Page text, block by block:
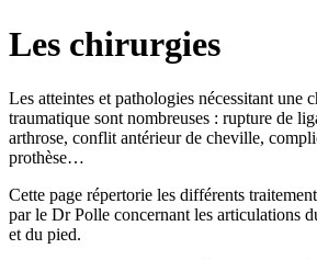
Les chirurgies
Les atteintes et pathologies nécessitant une
traumatique sont nombreuses : rupture de
arthrose, conflit antérieur de cheville,
prothèse…
Cette page répertorie les différents
par le Dr Polle concernant les articulations
et du pied.